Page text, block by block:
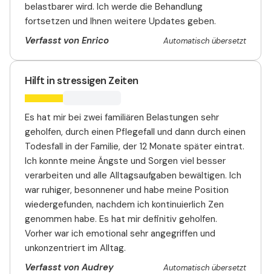
belastbarer wird. Ich werde die Behandlung
fortsetzen und Ihnen weitere Updates geben.
Verfasst von Enrico
Automatisch übersetzt
Hilft in stressigen Zeiten
Es hat mir bei zwei familiären Belastungen sehr
geholfen, durch einen Pflegefall und dann durch einen
Todesfall in der Familie, der 12 Monate später eintrat.
Ich konnte meine Ängste und Sorgen viel besser
verarbeiten und alle Alltagsaufgaben bewältigen. Ich
war ruhiger, besonnener und habe meine Position
wiedergefunden, nachdem ich kontinuierlich Zen
genommen habe. Es hat mir definitiv geholfen.
Vorher war ich emotional sehr angegriffen und
unkonzentriert im Alltag.
Verfasst von Audrey
Automatisch übersetzt